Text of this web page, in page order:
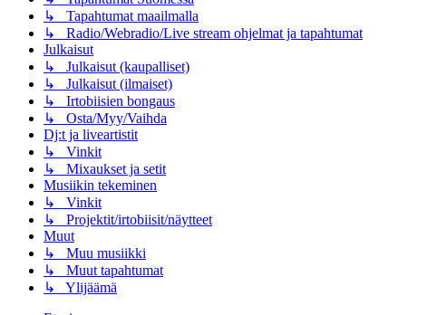
↳ Tapahtumat maailmalla
↳ Radio/Webradio/Live stream ohjelmat ja tapahtumat
Julkaisut
↳ Julkaisut (kaupalliset)
↳ Julkaisut (ilmaiset)
↳ Irtobiisien bongaus
↳ Osta/Myy/Vaihda
Dj:t ja liveartistit
↳ Vinkit
↳ Mixaukset ja setit
Musiikin tekeminen
↳ Vinkit
↳ Projektit/irtobiisit/näytteet
Muut
↳ Muu musiikki
↳ Muut tapahtumat
↳ Ylijäämä